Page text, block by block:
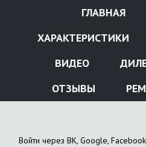
ГЛАВНАЯ
ХАРАКТЕРИСТИКИ
ВИДЕО
ОТЗЫВЫ
Войти через ВК, Google,